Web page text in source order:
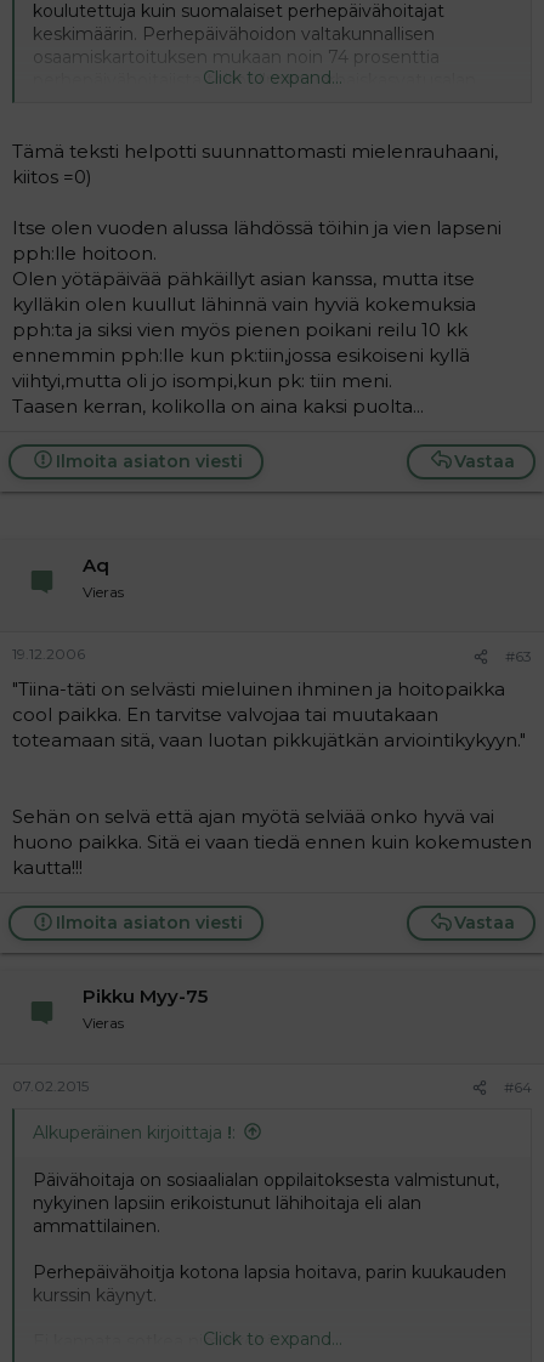
koulutettuja kuin suomalaiset perhepäivähoitajat
keskimäärin. Perhepäivähoidon valtakunnallisen
osaamiskartoituksen mukaan noin 74 prosenttia
perhepäivähoitajista toimii ilman varhaiskasvatusalan
sen sijaan 160:sta perhepäivähoitajasta vain viidellä ei ole
alan koulutusta. Moni hoitajista on kouluttaunut työn
Perhepäivähoidon ohjaaja Sirpa Rask kertoo, että
Lahden kaupungilla on jatkuva haku uusien
perhepäivähoitajien rekrytoimiseksi.
- Koulutuksen puute ei ole este, sillä koulutuksen voi
hankkia oppisopimuksella tai Noste-koulutuksena työn
ohessa, muistuttaa Rask."
Click to expand...
Tämä teksti helpotti suunnattomasti mielenrauhaani,
kiitos =0)
Itse olen vuoden alussa lähdössä töihin ja vien lapseni
pph:lle hoitoon.
Olen yötäpäivää pähkäillyt asian kanssa, mutta itse
kylläkin olen kuullut lähinnä vain hyviä kokemuksia
pph:ta ja siksi vien myös pienen poikani reilu 10 kk
ennemmin pph:lle kun pk:tiin,jossa esikoiseni kyllä
viihtyi,mutta oli jo isompi,kun pk: tiin meni.
Taasen kerran, kolikolla on aina kaksi puolta...
Vastaa
Ilmoita asiaton viesti
Aq
Vieras
19.12.2006 #63
"Tiina-täti on selvästi mieluinen ihminen ja hoitopaikka
cool paikka. En tarvitse valvojaa tai muutakaan
toteamaan sitä, vaan luotan pikkujätkän arviointikykyyn."
Sehän on selvä että ajan myötä selviää onko hyvä vai
huono paikka. Sitä ei vaan tiedä ennen kuin kokemusten
kautta!!!
Vastaa
Ilmoita asiaton viesti
Pikku Myy-75
Vieras
07.02.2015 #64
Alkuperäinen kirjoittaja !:
Päivähoitaja on sosiaalialan oppilaitoksesta valmistunut,
nykyinen lapsiin erikoistunut lähihoitaja eli alan
ammattilainen.
Perhepäivähoitja kotona lapsia hoitava, parin kuukauden
kurssin käynyt.
Ei kannata sotkea nimikkeitä.
Click to expand...